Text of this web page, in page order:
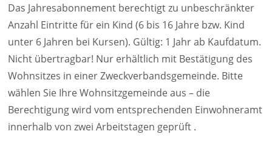
Das Jahresabonnement berechtigt zu unbeschränkter
Anzahl Eintritte für ein Kind (6 bis 16 Jahre bzw. Kind
unter 6 Jahren bei Kursen). Gültig: 1 Jahr ab Kaufdatum.
Nicht übertragbar! Nur erhältlich mit Bestätigung des
Wohnsitzes in einer Zweckverbandsgemeinde. Bitte
wählen Sie Ihre Wohnsitzgemeinde aus – die
Berechtigung wird vom entsprechenden Einwohneramt
innerhalb von zwei Arbeitstagen geprüft .